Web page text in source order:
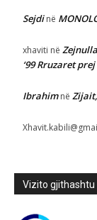
Sejdinë
xhaviti në
‘99 Rruzaret
Ibrahimnë
Vizito gjithashtu